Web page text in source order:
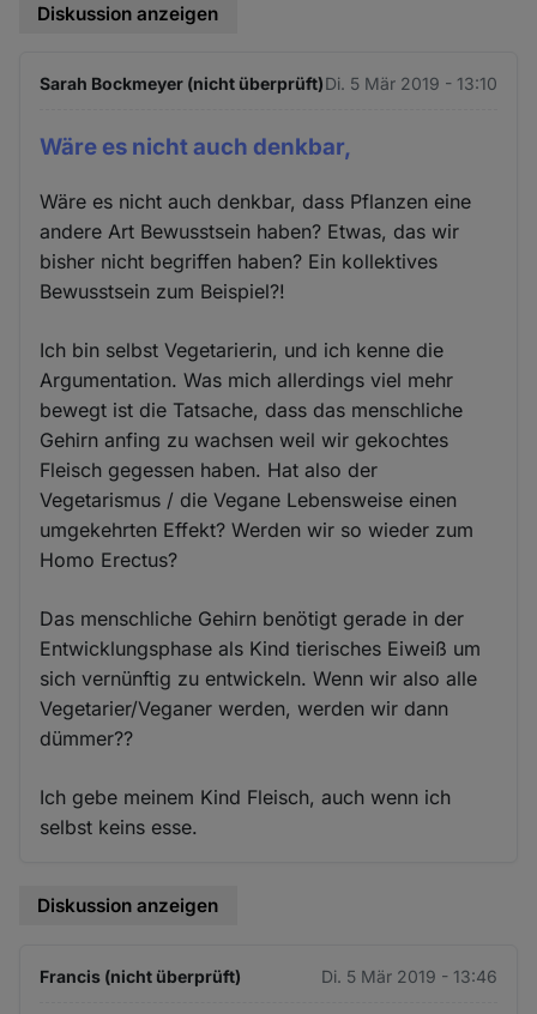
Diskussion anzeigen
Sarah Bockmeyer (nicht überprüft)Di. 5 Mär 2019 - 13:10
Wäre es nicht auch denkbar,
Wäre es nicht auch denkbar, dass Pflanzen eine
andere Art Bewusstsein haben? Etwas, das wir
bisher nicht begriffen haben? Ein kollektives
Bewusstsein zum Beispiel?!
Ich bin selbst Vegetarierin, und ich kenne die
Argumentation. Was mich allerdings viel mehr
bewegt ist die Tatsache, dass das menschliche
Gehirn anfing zu wachsen weil wir gekochtes
Fleisch gegessen haben. Hat also der
Vegetarismus / die Vegane Lebensweise einen
umgekehrten Effekt? Werden wir so wieder zum
Homo Erectus?
Das menschliche Gehirn benötigt gerade in der
Entwicklungsphase als Kind tierisches Eiweiß um
sich vernünftig zu entwickeln. Wenn wir also alle
Vegetarier/Veganer werden, werden wir dann
dümmer??
Ich gebe meinem Kind Fleisch, auch wenn ich
selbst keins esse.
Diskussion anzeigen
Francis (nicht überprüft) Di. 5 Mär 2019 - 13:46